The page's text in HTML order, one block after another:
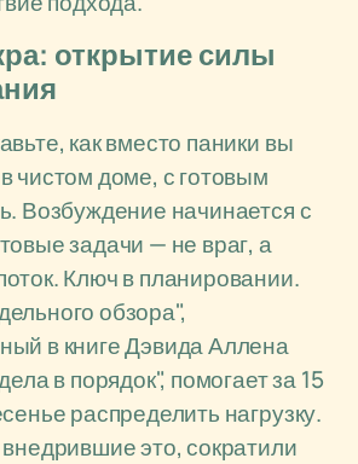
открытие силы
как вместо паники вы
чистом доме, с готовым
Возбуждение начинается с
задачи — не враг, а
Ключ в планировании.
обзора",
в книге Дэвида Аллена
в порядок", помогает за 15
распределить нагрузку.
это, сократили